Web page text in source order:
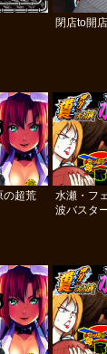
閉店to開
の超荒
水瀬・フ
波バスタ